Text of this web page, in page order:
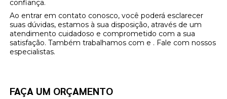
confiança.
Ao entrar em contato conosco, você poderá esclarecer
suas dúvidas, estamos à sua disposição, através de um
atendimento cuidadoso e comprometido com a sua
satisfação. Também trabalhamos com e . Fale com nossos
especialistas.
FAÇA UM ORÇAMENTO